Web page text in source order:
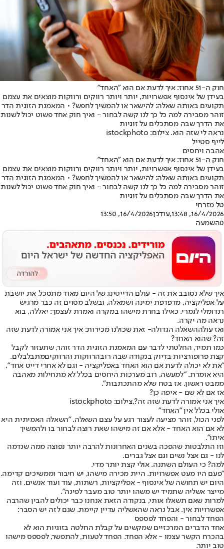
חוק ה-51 אחוז: איך לדעת אם הוא "האחד"
בעידן של אינסוף אפשרויות, יותר ויותר רווקים ורווקות מוצאים את עצמם
תקועים באותה שאלה: להישאר או להמשיך לחפש? • המאמנת הזוגית הדר
זוהר מסבירה למה כל כך לנו קשה לבחור - ואיך חוק אחד פשוט יכול לשנות
את הדרך שבה מסתכלים על זוגיות
נראה לי שזה הוא. צילום: istockphoto
לייף סטייל
אהבה ויחסים
חוק ה-51 אחוז: איך לדעת אם הוא "האחד"
בעידן של אינסוף אפשרויות, יותר ויותר רווקים ורווקות מוצאים את עצמם
תקועים באותה שאלה: להישאר או להמשיך לחפש? • המאמנת הזוגית הדר
זוהר מסבירה למה כל כך לנו קשה לבחור - ואיך חוק אחד פשוט יכול לשנות
את הדרך שבה מסתכלים על זוגיות
טל מזרחי
16/4/2026, 13:48
,עודכן16/4/2026, 13:50
0השמעה
איך שלא נסובב את זה - עולם הדייטינג של היום מאוד מתסכל. את יושבת
על אפליקציה, מדפדפת ימינה ושמאלה, ובשלב מסוים זה כבר מרגיש
רנדומלי לגמרי. כאילו בחרת מישהו במקרה ואמרת לעצמך: יאללה, בוא
נראה מה יקרה.
ואז עולההשאלה הגדולה- זאת שכולנו מכירות: איך אני אמורה לדעת שזה
זה? שהוא האחד?
כמו תמיד, החלטתי לדבר עם המאמנת הזוגית הדר זוהר, שתעזור לקבל
קצת פרופורציות בדיוק בנקודה שבה רובהרווקות והרווקיםמתבלבלים.
"את לא יכולה לדעת אם הוא האחד באפליקציה - וגם לא אחרי דייט אחד",
היא אומרת. "למעשה, רוב מערכות היחסים בכלל לא מתחילות מאהבה
ממבט ראשון. אז בטח שלא מהתכתבות".
אז אם לא שם - איפה כן?
איך אני אמורה לדעת שזה זה?,צילום: istockphoto
אולי בכלל אין "האחד"
לפני הכול, זוהר מציעה לעצור רגע על עצם השאלה. "השאלה האמיתית היא
לא אם הוא האחד - אלא אם זה מישהו שאת רוצה לבחור בו ולהמשיך
איתו".
וזו התלבטות שהפכה בשנים האחרונות להרבה יותר נפוצה ממה שנדמה
לנו - גם אצל נשים וגם אצל גברים.
למה? כי העולם השתנה. אולי קצת יותר מדי.
"פעם היו מעט אפשרויות. היית מכירה מישהו, יש חיבור וממשיכים קדימה.
היום יש תחושה של אינסוף - אפליקציות, רשתות, עוד ועוד אנשים. וזה
מייצר אשליה שתמיד יש משהו יותר טוב מעבר לפינה".
למרות שאם תשאלו אותי, בנקודה הזאת אנחנו כבר יכולים להבין שהרבה
אפשרויות אין. אבל נראה שהאשליה עדיין קיימת. שגם לזה יש הסבר:
הפחד לבחור - והפחד לפספס
אחד הדברים המרכזיים שמקשים על קבלת החלטה בזוגיות הוא לא
בהכרח הקשר עצמו - אלא הפחד. הפחד לטעות, להתפשר, לפספס מישהו
טוב יותר.